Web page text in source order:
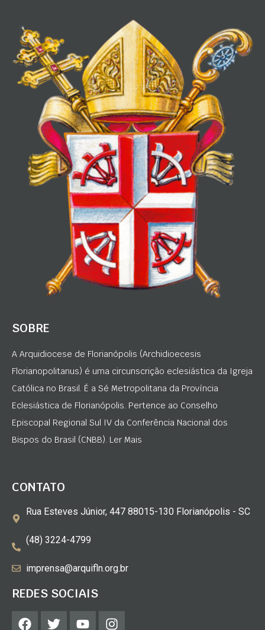
SOBRE
A Arquidiocese de Florianópolis (Archidioecesis
Florianopolitanus) é uma circunscrição eclesiástica da Igreja
Católica no Brasil. É a Sé Metropolitana da Província
Eclesiástica de Florianópolis. Pertence ao Conselho
Episcopal Regional Sul IV da Conferência Nacional dos
Bispos do Brasil (CNBB). Ler Mais
CONTATO
Rua Esteves Júnior, 447 88015-130 Florianópolis - SC
(48) 3224-4799
imprensa@arquifln.org.br
REDES SOCIAIS